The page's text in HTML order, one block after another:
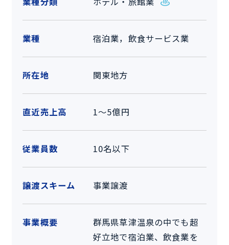
業種 宿泊業，飲食サービス業
所在地 関東地方
直近売上高 1～5億円
従業員数 10名以下
譲渡スキーム 事業譲渡
事業概要
群馬県草津温泉の中でも超
好立地で宿泊業、飲食業を